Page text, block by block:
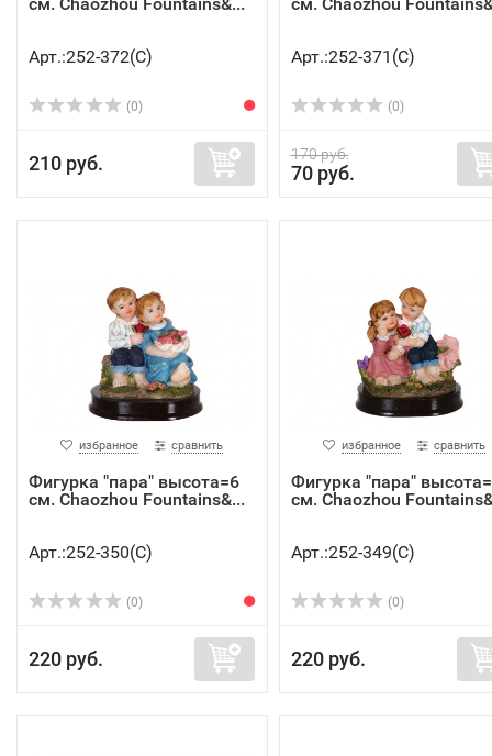
Арт.:252-372(C)
(0)
210 руб.
Арт.:252-371(C)
(0)
170 руб.
70 руб.
избранное сравнить
Фигурка "пара" высота=6
см. Chaozhou Fountains&...
Арт.:252-350(C)
(0)
220 руб.
избранное сравнить
Фигурка "пара"
см. Chaozhou
Арт.:252-349(C)
(0)
220 руб.